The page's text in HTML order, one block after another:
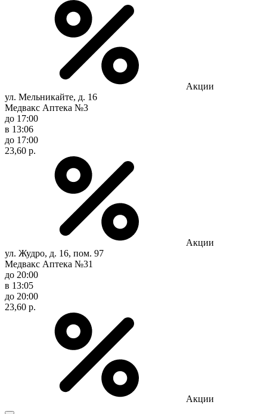
Акции
ул. Мельникайте, д. 16
Медвакс Аптека №3
до 17:00
в 13:06
до 17:00
23,60 р.
Акции
ул. Жудро, д. 16, пом. 97
Медвакс Аптека №31
до 20:00
в 13:05
до 20:00
23,60 р.
Акции